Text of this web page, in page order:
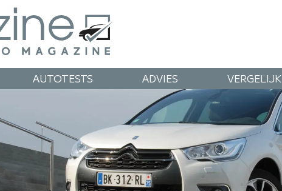
AUTOTESTS ADVIES VERGELIJK